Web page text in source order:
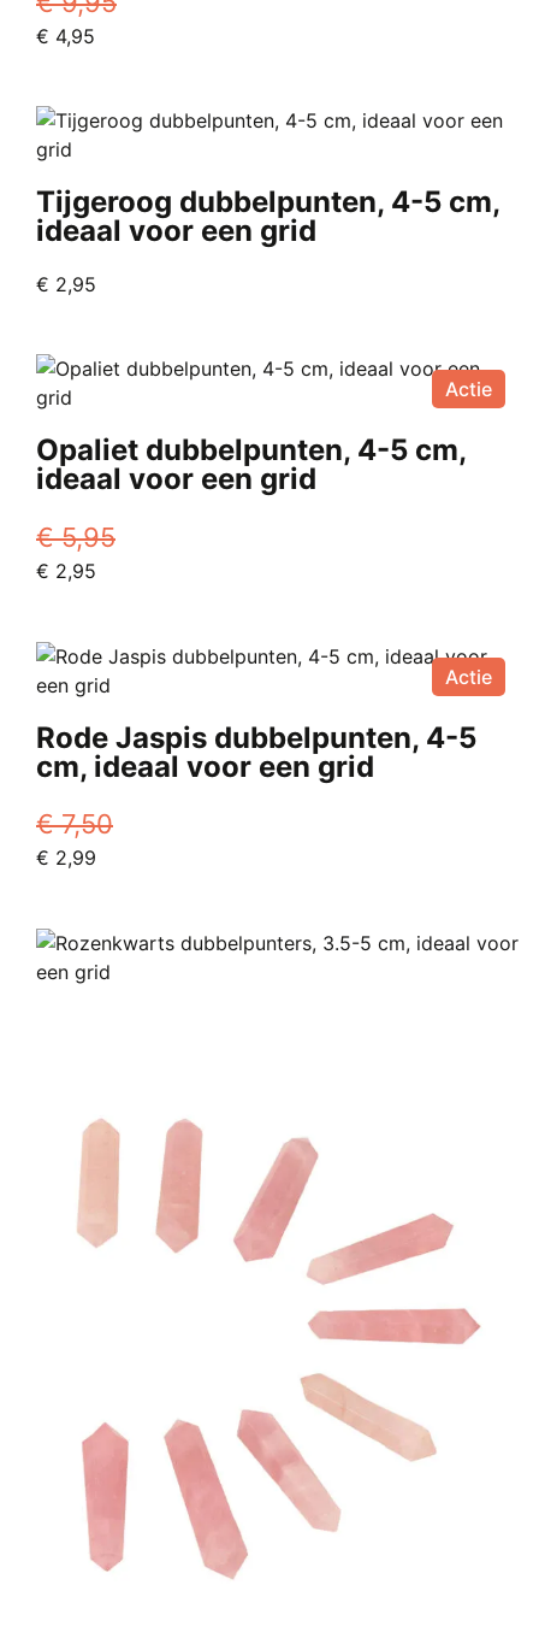
Oorspronkelijke
€ 9,95.
€ 4,95
€ 4,95.
Tijgeroog dubbelpunten, 4-5 cm,
ideaal voor een grid
€ 2,95
Actie
Opaliet dubbelpunten, 4-5 cm,
ideaal voor een grid
€5,95
Oorspronkelijke
€ 5,95.
€ 2,95
€ 2,95.
Actie
Rode Jaspis dubbelpunten, 4-5
cm, ideaal voor een grid
€7,50
Oorspronkelijke
€ 7,50.
€ 2,99
€ 2,99.